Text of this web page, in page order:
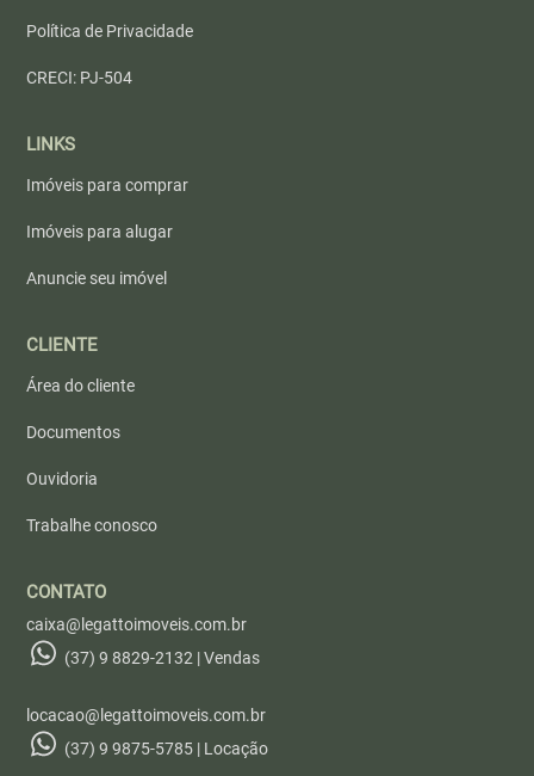
Política de Privacidade
CRECI: PJ-504
LINKS
Imóveis para comprar
Imóveis para alugar
Anuncie seu imóvel
CLIENTE
Área do cliente
Documentos
Ouvidoria
Trabalhe conosco
CONTATO
caixa@legattoimoveis.com.br
(37) 9 8829-2132 | Vendas
locacao@legattoimoveis.com.br
(37) 9 9875-5785 | Locação